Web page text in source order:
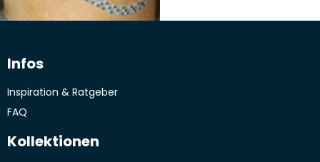
Infos
Inspiration & Ratgeber
FAQ
Kollektionen